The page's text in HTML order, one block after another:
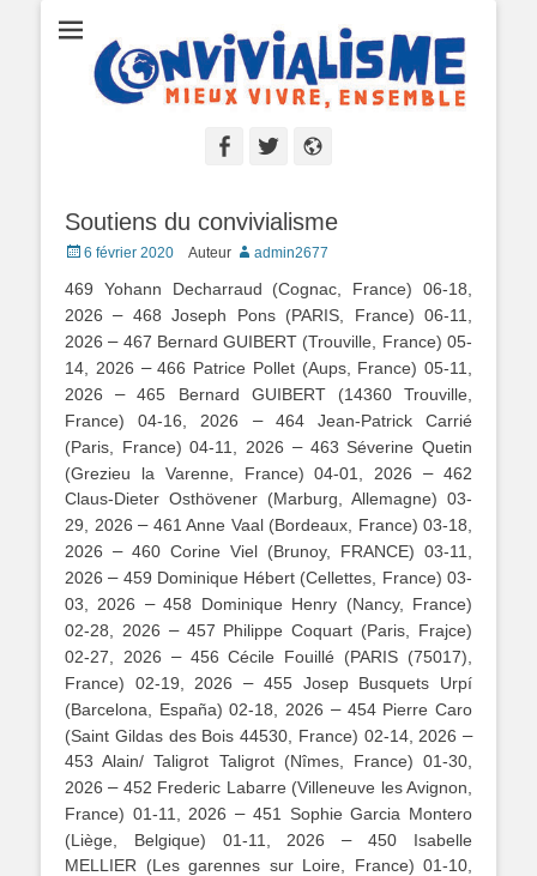
Convivialisme
Mieux vivre, ensemble
Facebook
Twitter
Soutiens du convivialisme
Posted
6 février 2020 Auteur admin2677
469 Yohann Decharraud (Cognac, France) 06-18,
2026 – 468 Joseph Pons (PARIS, France) 06-11,
2026 – 467 Bernard GUIBERT (Trouville, France) 05-
14, 2026 –466 Patrice Pollet (Aups, France) 05-11,
2026 –465 Bernard GUIBERT (14360 Trouville,
France) 04-16, 2026
– 464 Jean-Patrick Carrié
(Paris, France) 04-11, 2026 – 463 Séverine Quetin
(Grezieu la Varenne, France) 04-01, 2026
–462
Claus-Dieter Osthövener (Marburg, Allemagne) 03-
29, 2026 – 461 Anne Vaal (Bordeaux, France) 03-18,
2026 – 460 Corine Viel (Brunoy, FRANCE) 03-11,
2026 – 459 Dominique Hébert (Cellettes, France) 03-
03, 2026 –458 Dominique Henry (Nancy, France)
02-28, 2026 – 457 Philippe Coquart (Paris, Frajce)
02-27, 2026 – 456 Cécile Fouillé (PARIS (75017),
France) 02-19, 2026
– 455 Josep Busquets Urpí
(Barcelona, España) 02-18, 2026 – 454 Pierre Caro
(Saint Gildas des Bois 44530, France) 02-14, 2026 –
453 Alain/ Taligrot Taligrot (Nîmes, France) 01-30,
2026 – 452 Frederic Labarre (Villeneuve les Avignon,
France) 01-11, 2026 – 451 Sophie Garcia Montero
(Liège, Belgique) 01-11, 2026
–450 Isabelle
MELLIER (Les garennes sur Loire, France) 01-10,